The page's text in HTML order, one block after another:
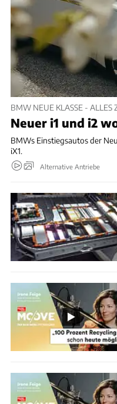
BMW NEUE KLASSE - ALLES
Neuer i1 und i2
BMWs Einstiegsautos der
iX1.
Alternative Antriebe